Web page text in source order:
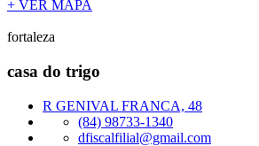
+ VER MAPA
fortaleza
casa do trigo
R GENIVAL FRANCA, 48
(84) 98733-1340
dfiscalfilial@gmail.com